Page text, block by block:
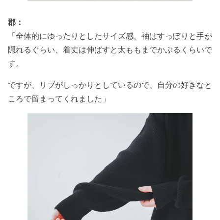
郡：
「全体的にゆったりとしたサイズ感。袖はすっぽりと手が
隠れるぐらい、着丈は伸ばすと太ももまでかぶるくらいで
す。
ですが、リブがしっかりとしているので、自分の好きなと
ころで留まってくれました」